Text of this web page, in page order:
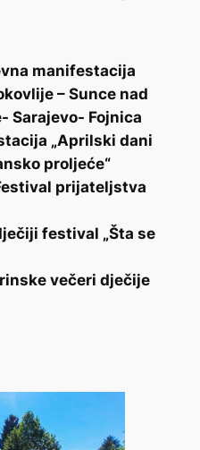
manifestacija
– Sunce nad
Sarajevo- Fojnica
„Aprilski dani
proljeće“
prijateljstva
festival „Šta se
večeri dječije